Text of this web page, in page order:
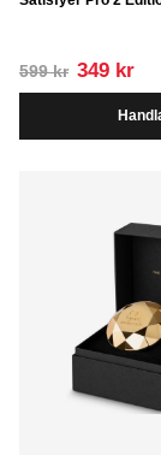
599kr Det
priset
var:
349 krDet
är: